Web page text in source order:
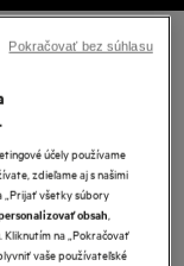
výsledky k
účely používame
zdieľame aj s našimi
„Prijať všetky súbory
obsah,
na „Pokračovať
vaše používateľské
Pokračovať bez súhlasu